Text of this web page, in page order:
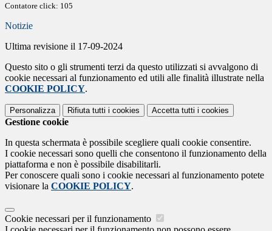
Contatore click: 105
Notizie
Ultima revisione il 17-09-2024
Questo sito o gli strumenti terzi da questo utilizzati si avvalgono di
cookie necessari al funzionamento ed utili alle finalità illustrate nella
COOKIE POLICY.
Personalizza Rifiuta tutti i cookies Accetta tutti i cookies
Gestione cookie
In questa schermata è possibile scegliere quali cookie consentire.
I cookie necessari sono quelli che consentono il funzionamento della
piattaforma e non è possibile disabilitarli.
Per conoscere quali sono i cookie necessari al funzionamento potete
visionare la COOKIE POLICY.
Cookie necessari per il funzionamento